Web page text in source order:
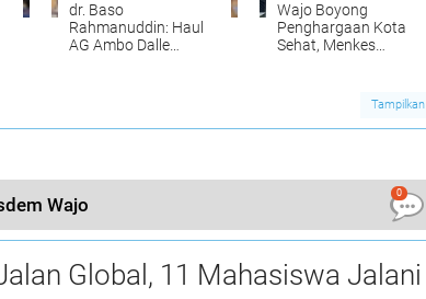
dr. Baso
Rahmanuddin: Haul
AG Ambo Dalle
Wajo Boyong
Penghargaan Kota
Sehat, Menkes
Tampilkan
Wajo
0
Global, 11 Mahasiswa Jalani